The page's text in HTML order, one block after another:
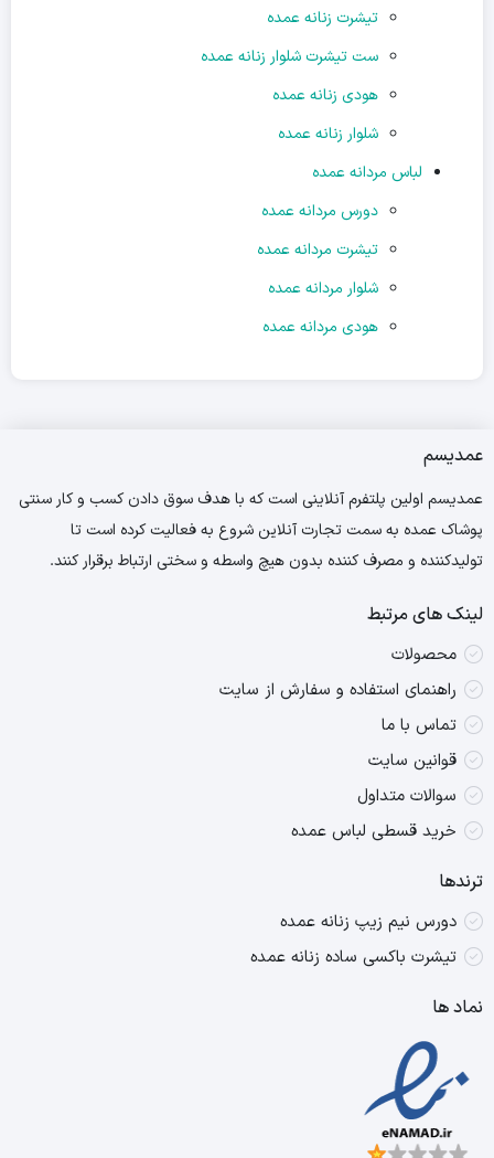
تیشرت زنانه عمده
ست تیشرت شلوار زنانه عمده
هودی زنانه عمده
شلوار زنانه عمده
لباس مردانه عمده
دورس مردانه عمده
تیشرت مردانه عمده
شلوار مردانه عمده
هودی مردانه عمده
عمدیسم
عمدیسم اولین پلتفرم آنلاینی است که با هدف سوق دادن کسب و کار سنتی
پوشاک عمده به سمت تجارت آنلاین شروع به فعالیت کرده است تا
تولیدکننده و مصرف کننده بدون هیچ واسطه و سختی ارتباط برقرار کنند.
لینک های مرتبط
محصولات
راهنمای استفاده و سفارش از سایت
تماس با ما
قوانین سایت
سوالات متداول
خرید قسطی لباس عمده
ترندها
دورس نیم زیپ زنانه عمده
تیشرت باکسی ساده زنانه عمده
نماد ها